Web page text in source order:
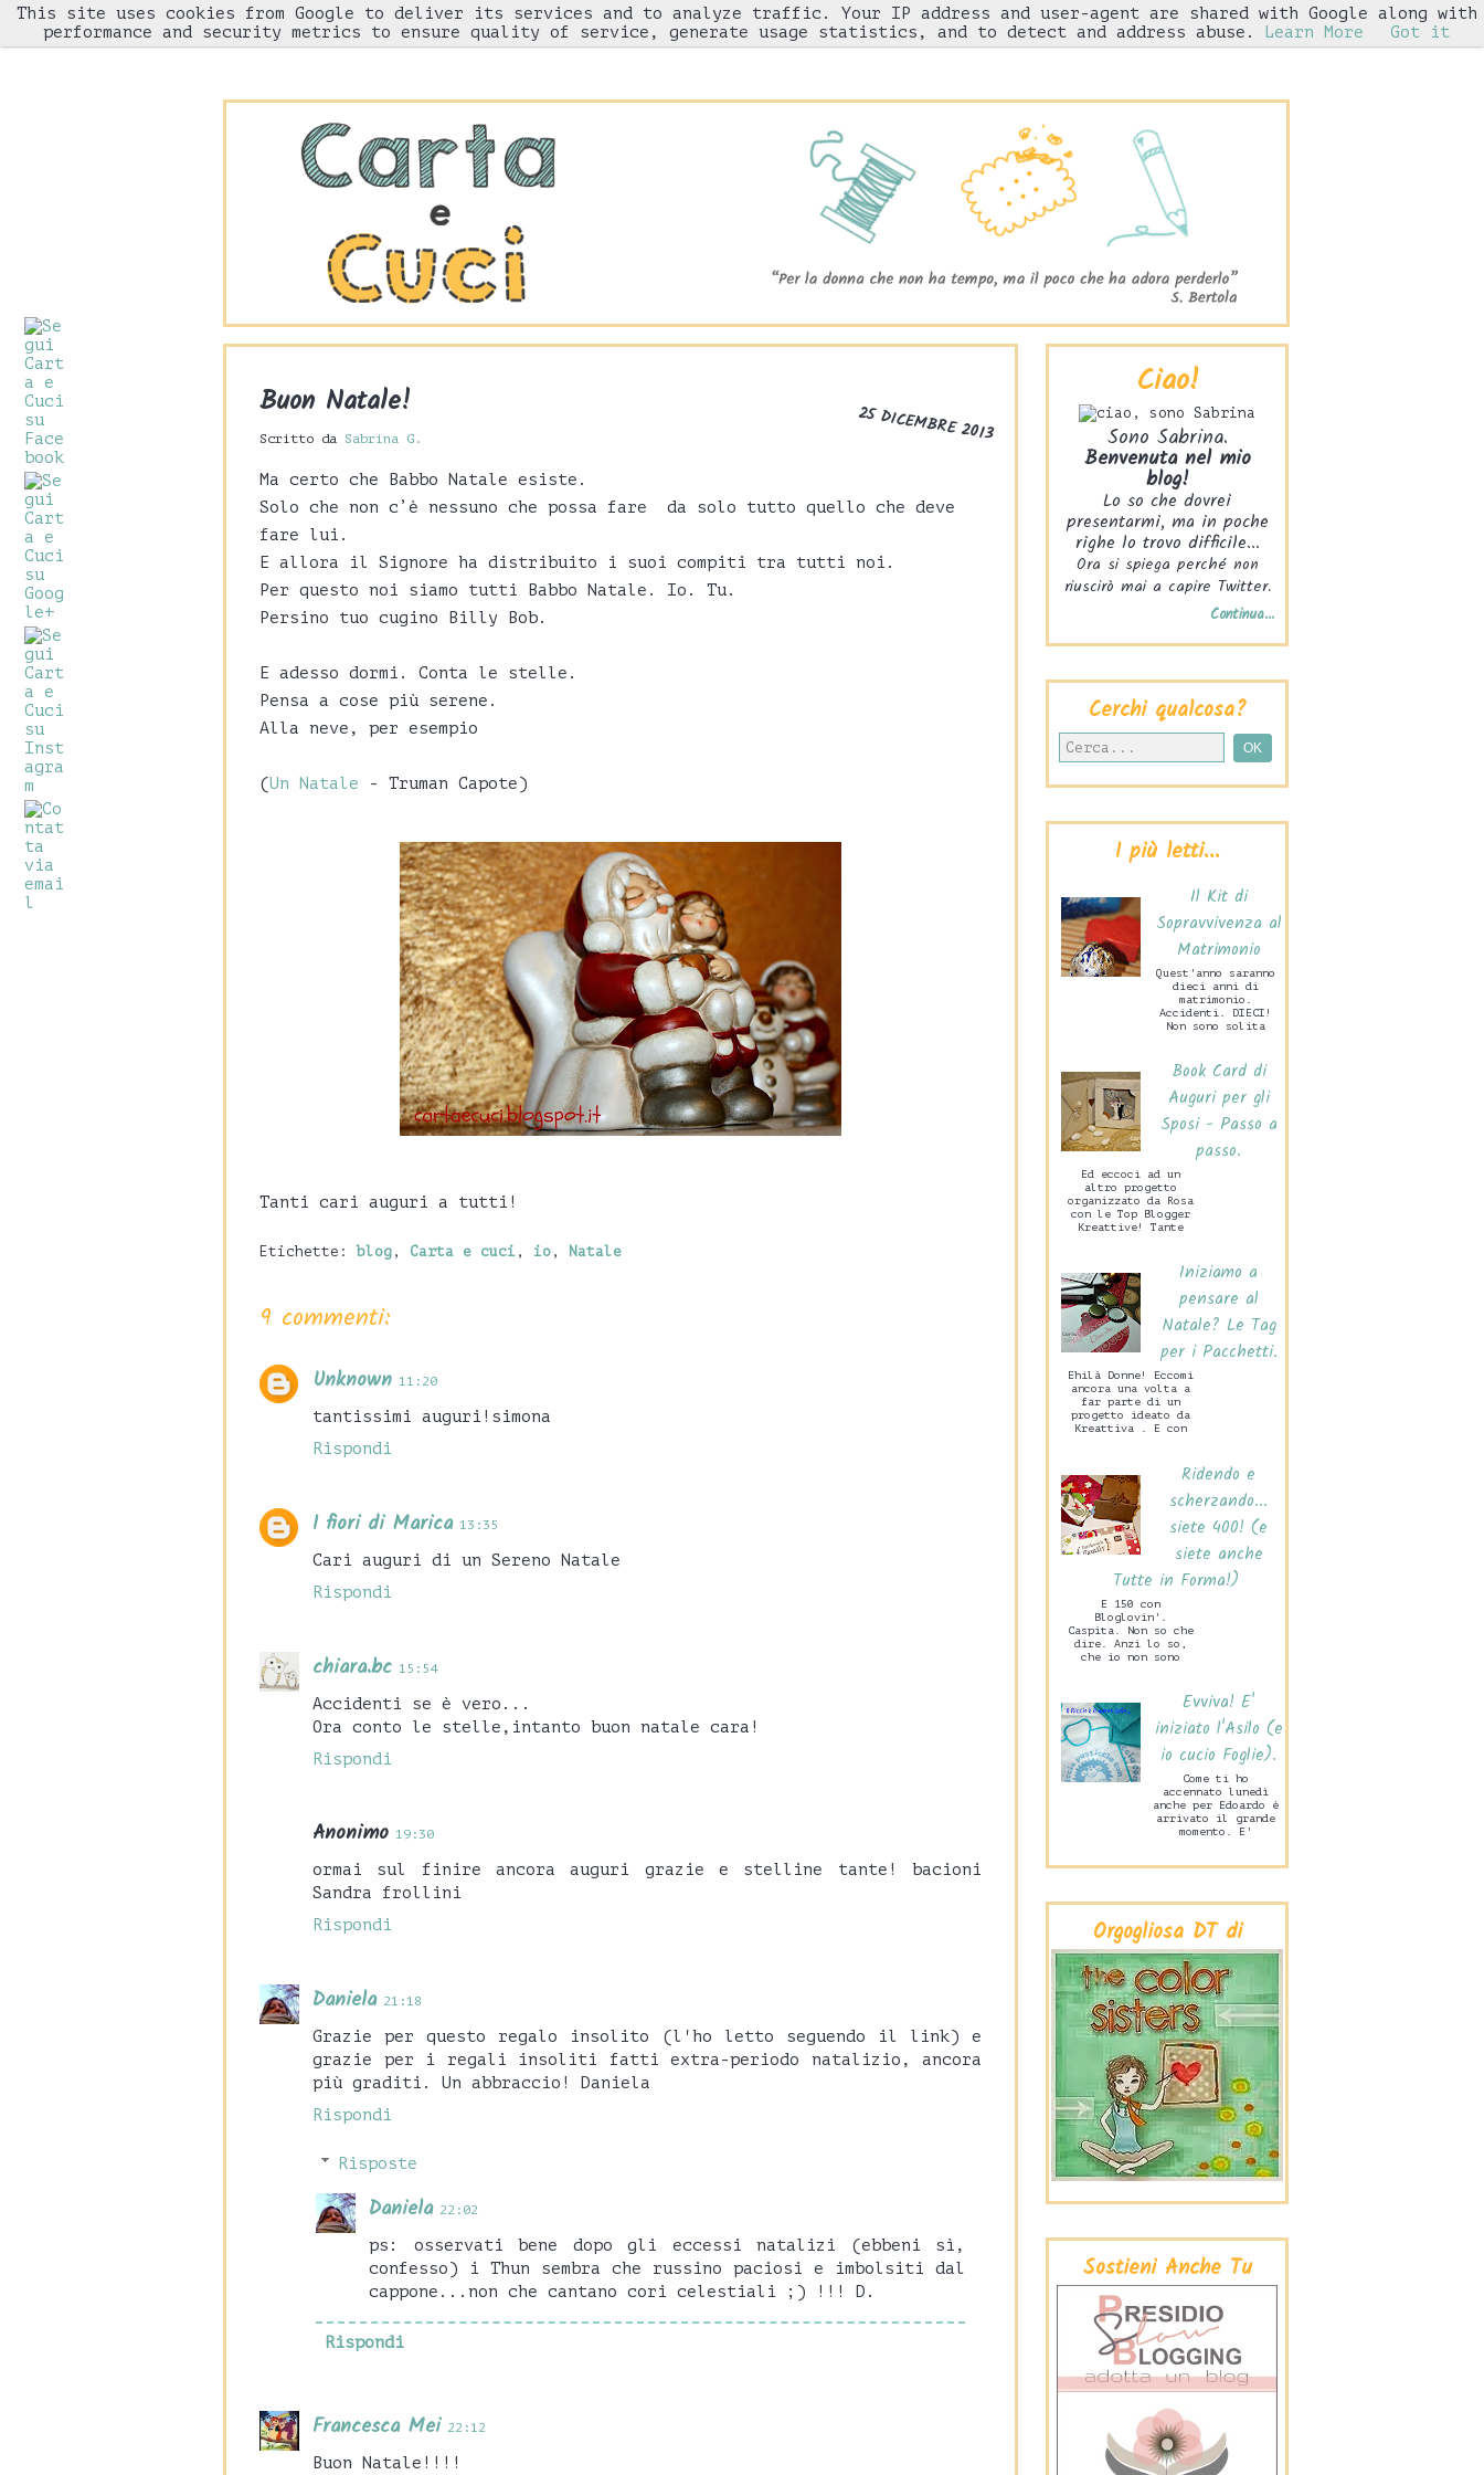
HOME Chi sono "Come l'ho fatto" Gnam! Iniziative
25 DICEMBRE 2013
Buon Natale!
Scritto da Sabrina G.
Ma certo che Babbo Natale esiste.
Solo che non c’è nessuno che possa fare da solo tutto quello che deve
fare lui.
E allora il Signore ha distribuito i suoi compiti tra tutti noi.
Per questo noi siamo tutti Babbo Natale. Io. Tu.
Persino tuo cugino Billy Bob.
E adesso dormi. Conta le stelle.
Pensa a cose più serene.
Alla neve, per esempio
(Un Natale - Truman Capote)
Tanti cari auguri a tutti!
Etichette: blog , Carta e cuci , io , Natale
9 commenti:
Unknown 11:20
tantissimi auguri!simona
Rispondi
I fiori di Marica 13:35
Cari auguri di un Sereno Natale
Rispondi
chiara.bc 15:54
Accidenti se è vero...
Ora conto le stelle,intanto buon natale cara!
Rispondi
Anonimo 19:30
ormai sul finire ancora auguri grazie e stelline tante! bacioni
Sandra frollini
Rispondi
Daniela 21:18
Grazie per questo regalo insolito (l'ho letto seguendo il link) e
grazie per i regali insoliti fatti extra-periodo natalizio, ancora
più graditi. Un abbraccio! Daniela
Rispondi
Risposte
Daniela 22:02
ps: osservati bene dopo gli eccessi natalizi (ebbeni sì,
confesso) i Thun sembra che russino paciosi e imbolsiti dal
cappone...non che cantano cori celestiali ;) !!! D.
Rispondi
Francesca Mei 22:12
Buon Natale!!!!
Ciao!
Sono Sabrina.
Benvenuta nel mio
blog!
Lo so che dovrei
presentarmi, ma in poche
righe lo trovo difficile...
Ora si spiega perché non
riuscirò mai a capire Twitter.
Continua...
Cerchi qualcosa?
I più letti...
Il Kit di
Sopravvivenza al
Matrimonio
Quest'anno saranno
dieci anni di
matrimonio.
Accidenti. DIECI!
Non sono solita
Valentino, mio
marito c...
Book Card di
Auguri per gli
Sposi - Passo a
passo.
Ed eccoci ad un
altro progetto
organizzato da Rosa
con le Top Blogger
Kreattive! Tante
sarann...
Iniziamo a
pensare al
Natale? Le Tag
per i Pacchetti.
Ehilà Donne! Eccomi
ancora una volta a
far parte di un
progetto ideato da
Kreattiva . E con
Ridendo e
scherzando...
siete 400! (e
siete anche
Tutte in Forma!)
E 150 con
Bloglovin'.
Caspita. Non so che
dire. Anzi lo so,
che io non sono
ta...
Evviva! E'
iniziato l'Asilo (e
io cucio Foglie).
Come ti ho
accennato lunedì
anche per Edoardo è
arrivato il grande
momento. E'
mercoledì pome...
Orgogliosa DT di
Sostieni Anche Tu
This site uses cookies from Google to deliver its services and to analyze traffic. Your IP address and user-agent are shared with Google along with
performance and security metrics to ensure quality of service, generate usage statistics, and to detect and address abuse.
Learn More Got it